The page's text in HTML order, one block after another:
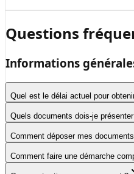
Questions
Informations
Quel est le délai actuel pour
Quels documents dois-je
Comment déposer mes
Comment faire une démarche